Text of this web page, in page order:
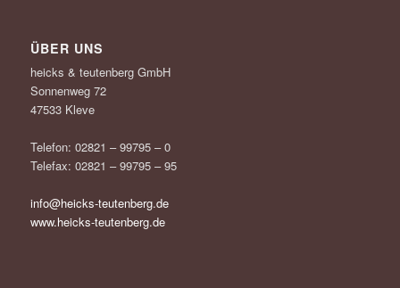
ÜBER UNS
heicks & teutenberg GmbH
Sonnenweg 72
47533 Kleve
Telefon: 02821 – 99795 – 0
Telefax: 02821 – 99795 – 95
info@heicks-teutenberg.de
www.heicks-teutenberg.de